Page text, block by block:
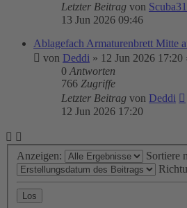
Letzter Beitrag von Scuba31
13 Jun 2026 09:46
Ablagefach Armaturenbrett Mitte
von Deddi » 12 Jun 2026 17:20
0 Antworten
766 Zugriffe
Letzter Beitrag von Deddi
12 Jun 2026 17:20
Anzeigen:
Sortiere